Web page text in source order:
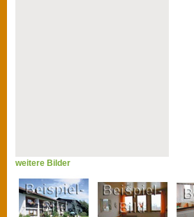
weitere Bilder